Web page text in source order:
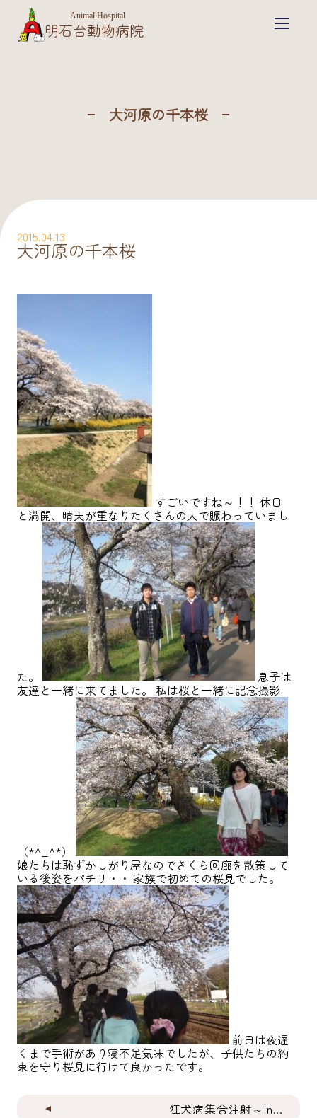
Animal Hospital
明石台動物病院
大河原の千本桜
2015.04.13
大河原の千本桜
すごいですね～！！ 休日
と満開、晴天が重なりたくさんの人で賑わっていまし
た。 息子は
友達と一緒に来てました。 私は桜と一緒に記念撮影
（*^_^*）
娘たちは恥ずかしがり屋なのでさくら回廊を散策して
いる後姿をパチリ・・ 家族で初めての桜見でした。
前日は夜遅
くまで手術があり寝不足気味でしたが、子供たちの約
束を守り桜見に行けて良かったです。
狂犬病集合注射～in...